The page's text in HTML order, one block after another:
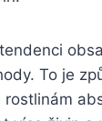
To⁢ je